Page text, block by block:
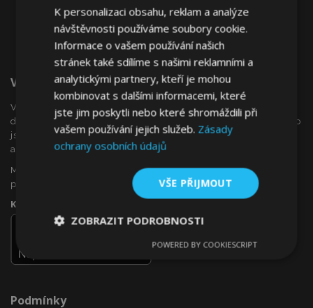
Vítejte Na VTVauto.cz
VTVauto je maloobchodním prodejcem a velkoobchodním
dodavatelem autopříslušenství a autodoplňků v Evropě, jako
jsou např .: ozdobné kryty kol (poklice), okenní deflektory,
autopotahy, autorohože, chromové kryty a rámy, ...
Máte zájem o dropshipping, nebo se chcete stát naším
partnerem?
Kontaktujte nás ještě dnes!
Podmínky
K personalizaci obsahu, reklam a analýze
návštěvnosti používáme soubory cookie.
Informace o vašem používání našich
stránek také sdílíme s našimi reklamními a
analytickými partnery, kteří je mohou
kombinovat s dalšími informacemi, které
jste jim poskytli nebo které shromáždili při
vašem používání jejich služeb. Zásady
ochrany osobních údajů
VŠE PŘIJMOUT
ZOBRAZIT PODROBNOSTI
nutné
Výkonové
soubory
Soubory
POWERED BY COOKIESCRIPT